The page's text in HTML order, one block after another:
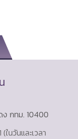
ง กทม. 10400
นวันและเวลา